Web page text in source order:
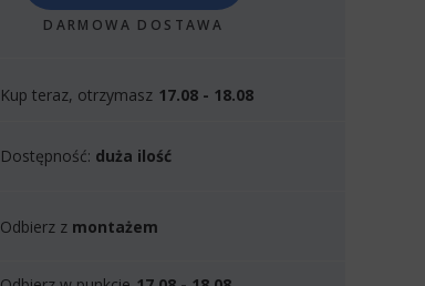
DARMOWA DOSTAWA
Kup teraz, otrzymasz 17.08 - 18.08
Dostępność: duża ilość
Odbierz z montażem